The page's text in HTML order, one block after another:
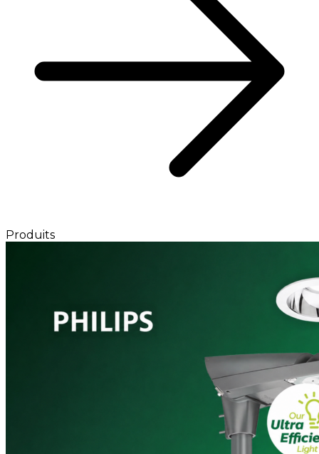
Produits